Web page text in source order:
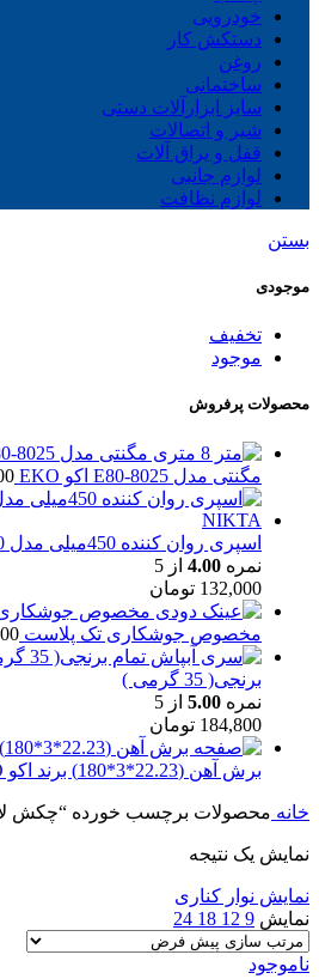
خودرویی
دستکش کار
روغن
ساختمانی
سایز ابزارآلات دستی
شیر و اتصالات
قفل و یراق آلات
لوازم جانبی
لوازم نظافت
بستن
موجودی
تخفیف
موجود
محصولات پرفروش
مگنتی مدل E80-8025 اکو EKO
اسپری روان کننده 450میلی مدل WD-40 برند نیکتا NIKTA
نمره 4.00 از 5
132,000 تومان
مخصوص جوشکاری تک پلاست
برنجی( 35 گرمی )
نمره 5.00 از 5
184,800 تومان
برش آهن (22.23*3*180) برند اکو EKO
خانه محصولات برچسب خورده “چکش
نمایش یک نتیجه
نمایش نوار کناری
نمایش 9
12
18
24
ناموجود